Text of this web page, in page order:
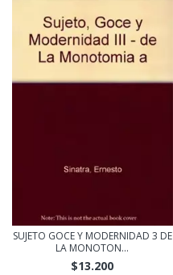
SUJETO GOCE Y MODERNIDAD 3 DE
LA MONOTON...
$13.200